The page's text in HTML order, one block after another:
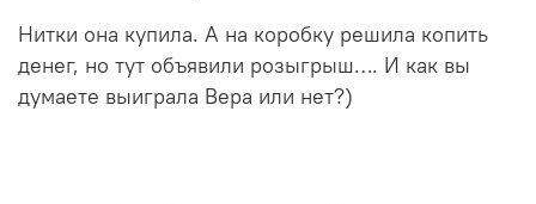
Нитки она купила. А на коробку решила копить
денег, но тут объявили розыгрыш…. И как вы
думаете выиграла Вера или нет?)